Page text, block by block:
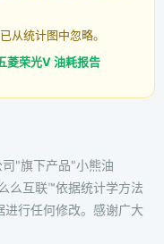
从统计图中忽略。
菱荣光V 油耗报告
"旗下产品"小熊油
么互联™依据统计学方法
行任何修改。感谢广大